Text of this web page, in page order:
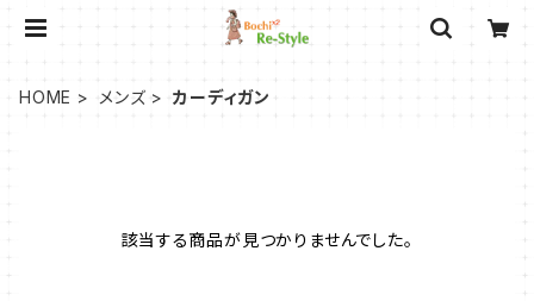
HOME メンズ カーディガン
該当する商品が見つかりませんでした。